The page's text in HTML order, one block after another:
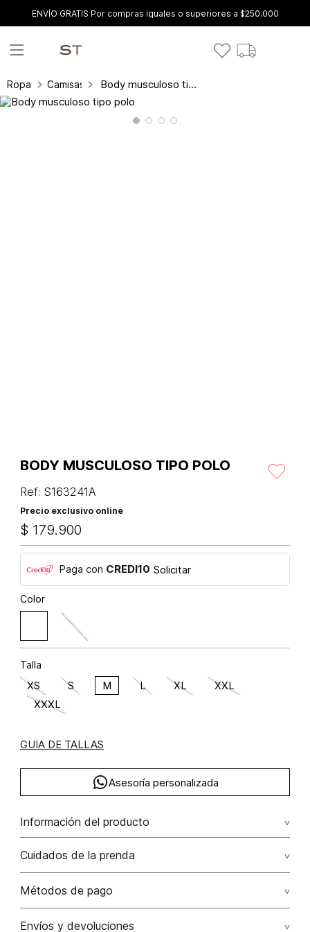
ENVÍO GRATIS Por compras iguales o superiores a $250.000
Ropa Camisas y blusas Body musculoso tipo polo
BODY MUSCULOSO TIPO POLO
Ref: S163241A
Precio exclusivo online
$ 179.900
Paga con CREDI10 Solicitar
Color
Talla
XS S M L XL
XXL
XXXL
GUIA DE TALLAS
Asesoría personalizada
Información del producto
Poliamida 90% elastano 10%
Cuidados de la prenda
No dejar en remojo /lavar por separado / no utilizar
Métodos de pago
Tarjetas de crédito: Visa, Dinners, Master Card y American
Envíos y devoluciones